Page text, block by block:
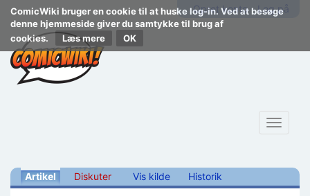
ComicWiki bruger en cookie til at huske log-in. Ved at besøge
denne hjemmeside giver du samtykke til brug af
cookies.
Læs mere
Opret konto Log på
Toggle
Artikel Diskuter Vis kilde Historik